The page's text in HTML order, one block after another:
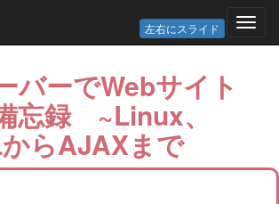
左右にスライド
バーでWebサイト
録 ~Linux、
らAJAXまで